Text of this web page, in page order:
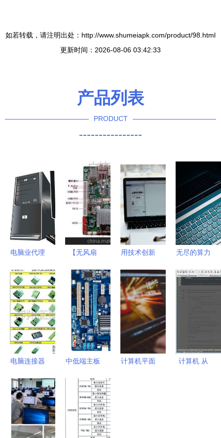
如若转载，请注明出处：http://www.shumeiapk.com/product/98.html
更新时间：2026-08-06 03:42:33
产品列表
PRODUCT
----------------
电脑业代理
现商业价值
提升？这不
仅是一项服
务，也是一
种增益型生
态！
【无风扇
D525 双核
工控主板
一体机主板
(JF-
J525AM(图)】
价格,厂家,
电脑产品,
深圳市九丰
通达科技-
用技术创新
UCL计算机
科学硕士的
使命与路径
无尽的算力
碾压人类算
术能力于亿
电脑连接器
连接你的数
字未来 ✦多
图预览✦◈
厂家直销✦
中低端主板
2025年性
价比之王推
荐与采购指
南
计算机平面
计算机 从